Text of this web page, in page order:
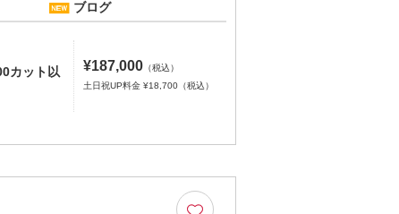
ブログ
カット以
¥187,000 （税込）
土日祝UP料金 ¥18,700（税込）